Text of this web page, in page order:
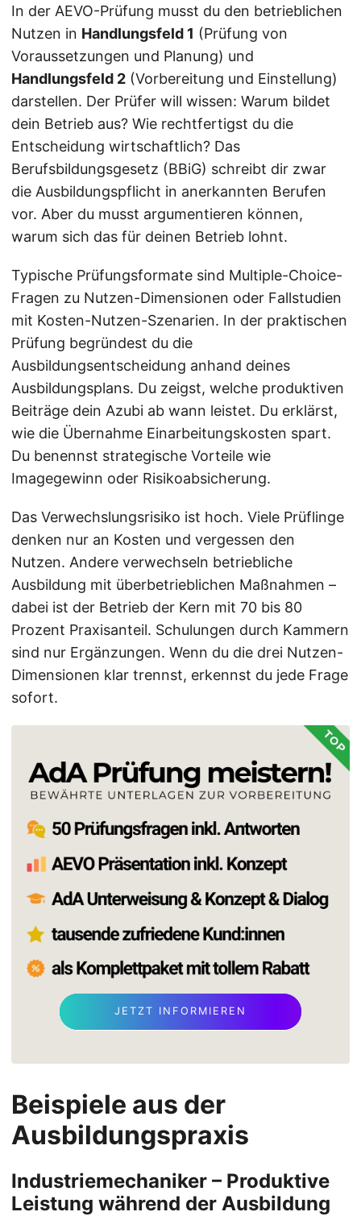
In der AEVO-Prüfung musst du den betrieblichen
Nutzen in Handlungsfeld 1 (Prüfung von
Voraussetzungen und Planung) und
Handlungsfeld 2 (Vorbereitung und Einstellung)
darstellen. Der Prüfer will wissen: Warum bildet
dein Betrieb aus? Wie rechtfertigst du die
Entscheidung wirtschaftlich? Das
Berufsbildungsgesetz (BBiG) schreibt dir zwar
die Ausbildungspflicht in anerkannten Berufen
vor. Aber du musst argumentieren können,
warum sich das für deinen Betrieb lohnt.
Typische Prüfungsformate sind Multiple-Choice-
Fragen zu Nutzen-Dimensionen oder Fallstudien
mit Kosten-Nutzen-Szenarien. In der praktischen
Prüfung begründest du die
Ausbildungsentscheidung anhand deines
Ausbildungsplans. Du zeigst, welche produktiven
Beiträge dein Azubi ab wann leistet. Du erklärst,
wie die Übernahme Einarbeitungskosten spart.
Du benennst strategische Vorteile wie
Imagegewinn oder Risikoabsicherung.
Das Verwechslungsrisiko ist hoch. Viele Prüflinge
denken nur an Kosten und vergessen den
Nutzen. Andere verwechseln betriebliche
Ausbildung mit überbetrieblichen Maßnahmen –
dabei ist der Betrieb der Kern mit 70 bis 80
Prozent Praxisanteil. Schulungen durch Kammern
sind nur Ergänzungen. Wenn du die drei Nutzen-
Dimensionen klar trennst, erkennst du jede Frage
sofort.
JETZT INFORMIEREN
Beispiele aus der
Ausbildungspraxis
Industriemechaniker – Produktive
Leistung während der Ausbildung